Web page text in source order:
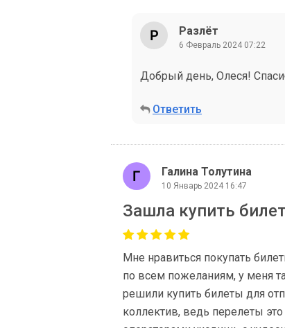
Разлёт
6 Февраль 2024 07:22
Добрый день, Олеся!
Ответить
Галина Толутина
10 Январь 2024 16:47
Зашла купить
Мне нравиться покупать
по всем пожеланиям, у меня
решили купить билеты для
коллектив, ведь перелеты